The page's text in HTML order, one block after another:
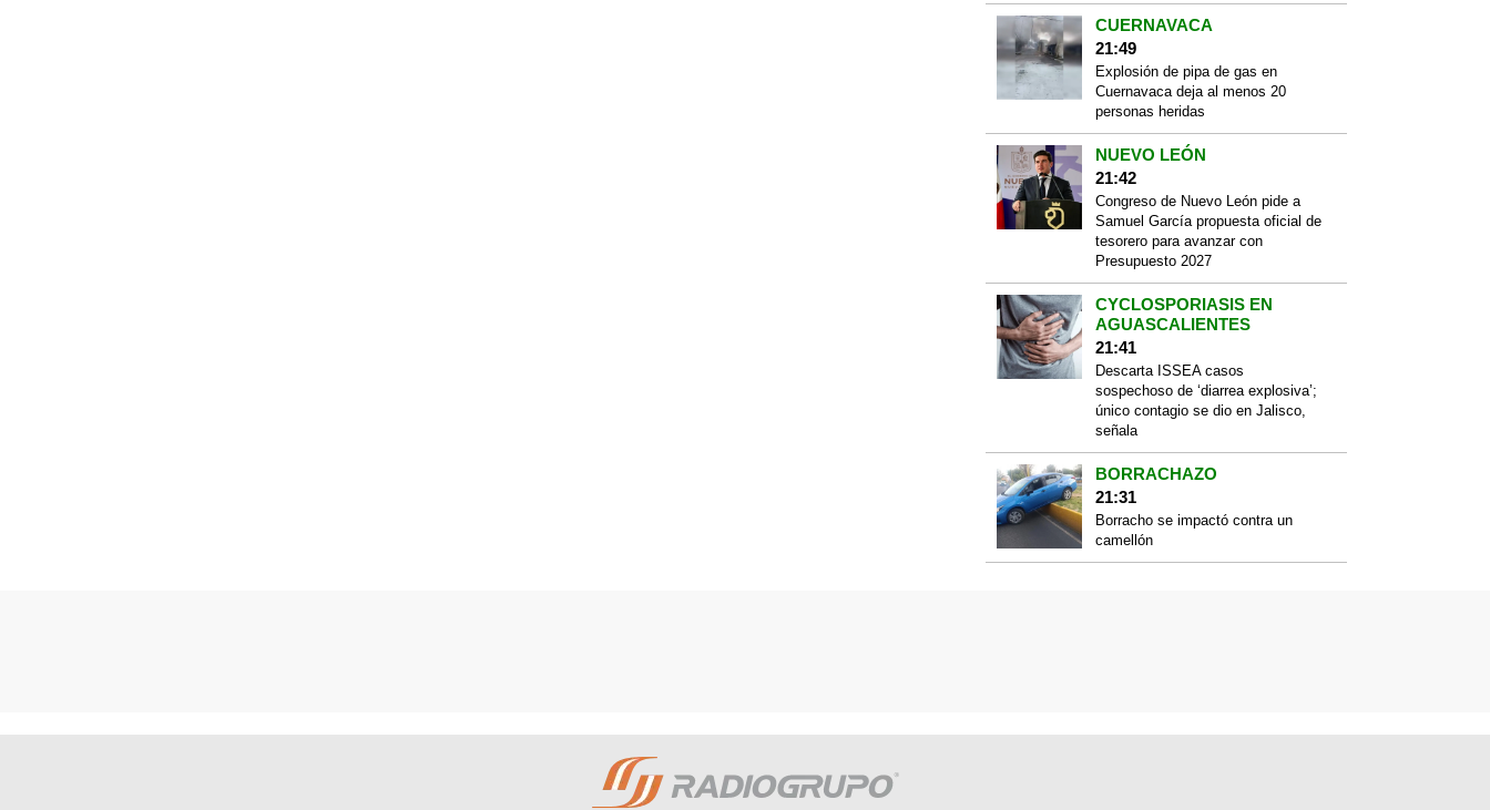
CUERNAVACA
21:49
Explosión de pipa de gas en
Cuernavaca deja al menos 20
personas heridas
NUEVO LEÓN
21:42
Congreso de Nuevo León pide a
Samuel García propuesta oficial de
tesorero para avanzar con
Presupuesto 2027
CYCLOSPORIASIS EN
AGUASCALIENTES
21:41
Descarta ISSEA casos
sospechoso de ‘diarrea explosiva’;
único contagio se dio en Jalisco,
señala
BORRACHAZO
21:31
Borracho se impactó contra un
camellón